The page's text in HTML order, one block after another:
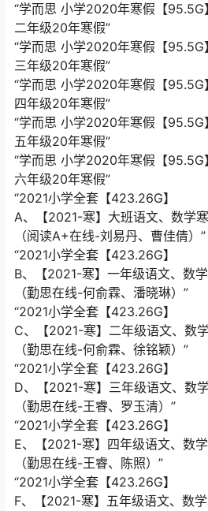
“学而思 小学2020年寒假【95.5G】
二年级20年寒假”
“学而思 小学2020年寒假【95.5G】
三年级20年寒假”
“学而思 小学2020年寒假【95.5G】
四年级20年寒假”
“学而思 小学2020年寒假【95.5G】
五年级20年寒假”
“学而思 小学2020年寒假【95.5G】
六年级20年寒假”
“2021小学全套【423.26G】
A、【2021-寒】大班语文、数学
（阅读A+在线-刘易丹、曹佳倩）”
“2021小学全套【423.26G】
B、【2021-寒】一年级语文、数
（勤思在线-何俞霖、潘晓琳）”
“2021小学全套【423.26G】
C、【2021-寒】二年级语文、数
（勤思在线-何俞霖、徐铭颖）”
“2021小学全套【423.26G】
D、【2021-寒】三年级语文、数
（勤思在线-王睿、罗玉清）”
“2021小学全套【423.26G】
E、【2021-寒】四年级语文、数
（勤思在线-王睿、陈照）”
“2021小学全套【423.26G】
F、【2021-寒】五年级语文、数